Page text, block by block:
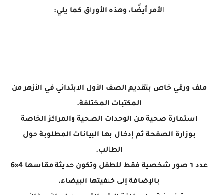
الأمر أيضًا، وهذه الأوراق كما يلي:
ملف ورقي خاص بتقديم الصف الأول الابتدائي في الأزهر من
المكتبات المختلفة.
استمارة صحية من الوحدات الصحية والمراكز الخاصة
بوزارة الصفحة ثم إدخال بها البيانات المطلوبة حول
الطالب.
عدد ٦ صور شخصية فقط للطفل وتكون حديثة مقاسها 4×6
بالإضافة إلى خلفيتها البيضاء.